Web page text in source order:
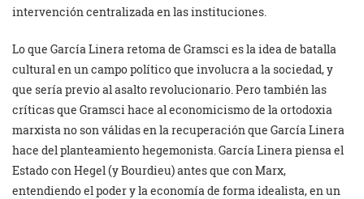
intervención centralizada en las instituciones.
Lo que García Linera retoma de Gramsci es la idea de batalla
cultural en un campo político que involucra a la sociedad, y
que sería previo al asalto revolucionario. Pero también las
críticas que Gramsci hace al economicismo de la ortodoxia
marxista no son válidas en la recuperación que García Linera
hace del planteamiento hegemonista. García Linera piensa el
Estado con Hegel (y Bourdieu) antes que con Marx,
entendiendo el poder y la economía de forma idealista, en un